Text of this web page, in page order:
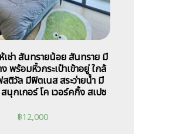
เช่า สันทรายน้อย สันทราย มี
พร้อมหิ้วกระเป๋าเข้าอยู่ ใกล้
สติวัล มีฟิตเนส สระว่ายน้ำ มี
นุกเกอร์ โค เวอร์คกิ้ง สเปซ
฿12,000